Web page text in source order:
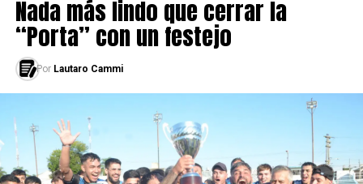
Nada más lindo que cerrar la
“Porta” con un festejo
Por Lautaro Cammi